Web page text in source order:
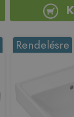
Rendelésre